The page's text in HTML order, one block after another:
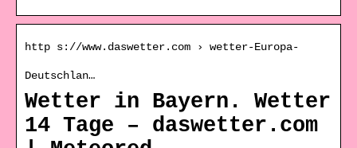
http s://www.daswetter.com › wetter-Europa-
Deutschlan…
Wetter in Bayern. Wetter
14 Tage – daswetter.com